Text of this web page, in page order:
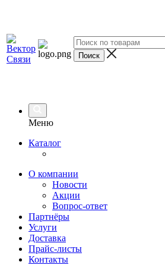
Меню
Каталог
О компании
Новости
Акции
Вопрос-ответ
Партнёры
Услуги
Доставка
Прайс-листы
Контакты